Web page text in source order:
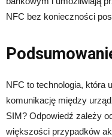
NFC bez konieczności
NFC to technologia, która
komunikację między
SIM? Odpowiedź zależy
większości przypadków